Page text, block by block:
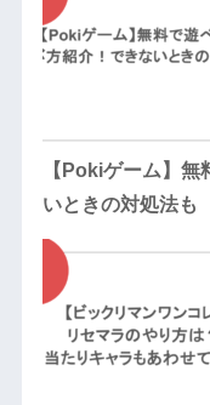
【Pokiゲーム】
いときの対処法も